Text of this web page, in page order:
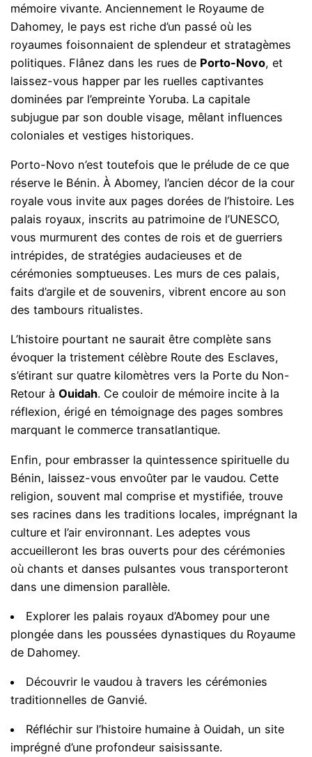
mémoire vivante. Anciennement le Royaume de
Dahomey, le pays est riche d’un passé où les
royaumes foisonnaient de splendeur et stratagèmes
politiques. Flânez dans les rues de Porto-Novo, et
laissez-vous happer par les ruelles captivantes
dominées par l’empreinte Yoruba. La capitale
subjugue par son double visage, mêlant influences
coloniales et vestiges historiques.
Porto-Novo n’est toutefois que le prélude de ce que
réserve le Bénin. À Abomey, l’ancien décor de la cour
royale vous invite aux pages dorées de l’histoire. Les
palais royaux, inscrits au patrimoine de l’UNESCO,
vous murmurent des contes de rois et de guerriers
intrépides, de stratégies audacieuses et de
cérémonies somptueuses. Les murs de ces palais,
faits d’argile et de souvenirs, vibrent encore au son
des tambours ritualistes.
L’histoire pourtant ne saurait être complète sans
évoquer la tristement célèbre Route des Esclaves,
s’étirant sur quatre kilomètres vers la Porte du Non-
Retour àOuidah. Ce couloir de mémoire incite à la
réflexion, érigé en témoignage des pages sombres
marquant le commerce transatlantique.
Enfin, pour embrasser la quintessence spirituelle du
Bénin, laissez-vous envoûter par le vaudou. Cette
religion, souvent mal comprise et mystifiée, trouve
ses racines dans les traditions locales, imprégnant la
culture et l’air environnant. Les adeptes vous
accueilleront les bras ouverts pour des cérémonies
où chants et danses pulsantes vous transporteront
dans une dimension parallèle.
Explorer les palais royaux d’Abomey pour une
plongée dans les poussées dynastiques du Royaume
de Dahomey.
Découvrir le vaudou à travers les cérémonies
traditionnelles de Ganvié.
Réfléchir sur l’histoire humaine à Ouidah, un site
imprégné d’une profondeur saisissante.